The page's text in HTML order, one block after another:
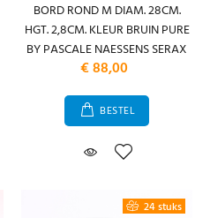
BORD ROND M DIAM. 28CM.
HGT. 2,8CM. KLEUR BRUIN PURE
BY PASCALE NAESSENS SERAX
€ 88,00
BESTEL
24 stuks